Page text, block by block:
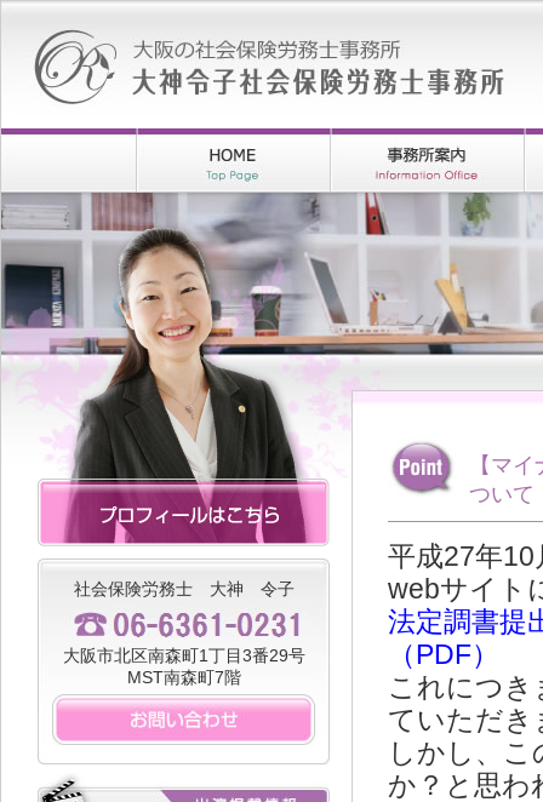
社会保険労務士 大神 令子
大阪市北区南森町1丁目3番29号
MST南森町7階
【マ
ついて
平成27年
webサイト
法定調書提
（PDF）
これにつき
ていただき
しかし、
か？と思わ